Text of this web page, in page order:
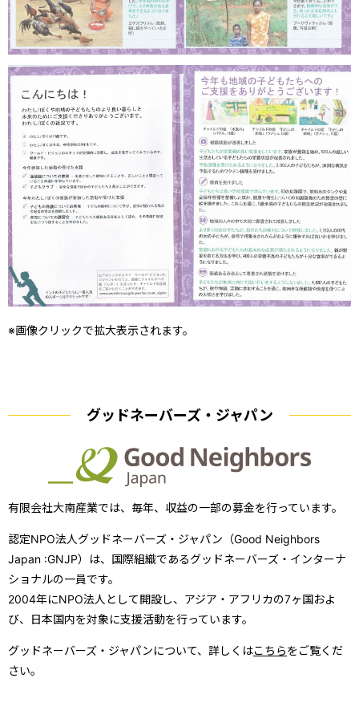
※画像クリックで拡大表示されます。
グッドネーバーズ・ジャパン
有限会社大南産業では、毎年、収益の一部の募金を行っています。
認定NPO法人グッドネーバーズ・ジャパン（Good Neighbors
Japan :GNJP）は、国際組織であるグッドネーバーズ・インターナ
ショナルの一員です。
2004年にNPO法人として開設し、アジア・アフリカの7ヶ国およ
び、日本国内を対象に支援活動を行っています。
グッドネーバーズ・ジャパンについて、詳しくはこちらをご覧くだ
さい。